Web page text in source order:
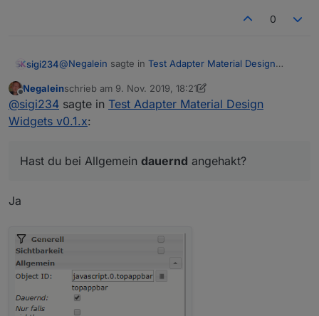
0
sigi234@Negalein sagte in Test Adapter Material Design
@Scrounger
An was könnte es liegen, dass manche Widget
Toppappbar = Z-Index: 100
Hast du bei Allgemein
Offline
Negaleinschrieb am 9. Nov. 2019, 18:21
zuletzt editiert von Negalein11. Sept. 2019, 19:33
@sigi234 sagte in Test Adapter Material Design
Widgets v0.1.x:
Hast du bei Allgemein dauernd angehakt?
Ja